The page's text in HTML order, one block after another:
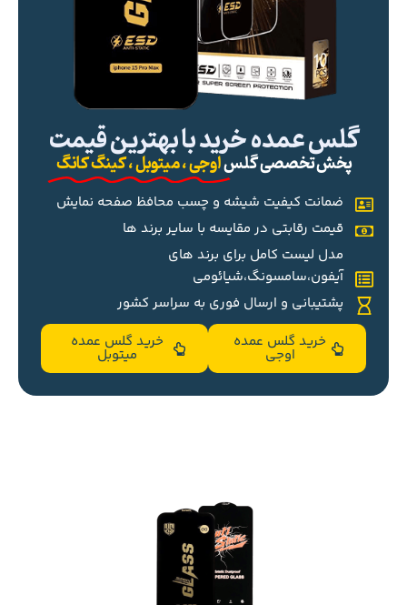
گلس عمده خرید با بهترین قیمت
پخش تخصصی گلساوجی ، میتوبل ، کینگ کانگ
ضمانت کیفیت شیشه و چسب محافظ صفحه نمایش
قیمت رقابتی در مقایسه با سایر برند ها
مدل لیست کامل برای برند های
آیفون،سامسونگ،شیائومی
پشتیبانی و ارسال فوری به سراسر کشور
خرید گلس عمده
اوجی
خرید گلس عمده
میتوبل